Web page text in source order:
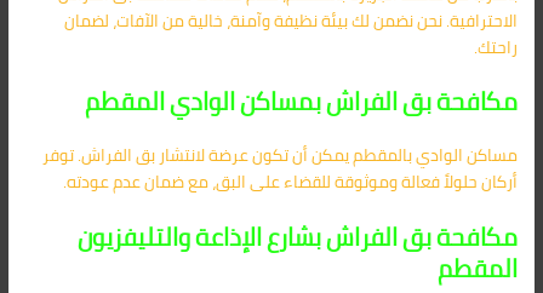
الاحترافية. نحن نضمن لك بيئة نظيفة وآمنة، خالية من الآفات، لضمان
راحتك.
مكافحة بق الفراش بمساكن الوادي المقطم
مساكن الوادي بالمقطم يمكن أن تكون عرضة لانتشار بق الفراش. توفر
أركان حلولاً فعالة وموثوقة للقضاء على البق، مع ضمان عدم عودته.
مكافحة بق الفراش بشارع الإذاعة والتليفزيون
المقطم